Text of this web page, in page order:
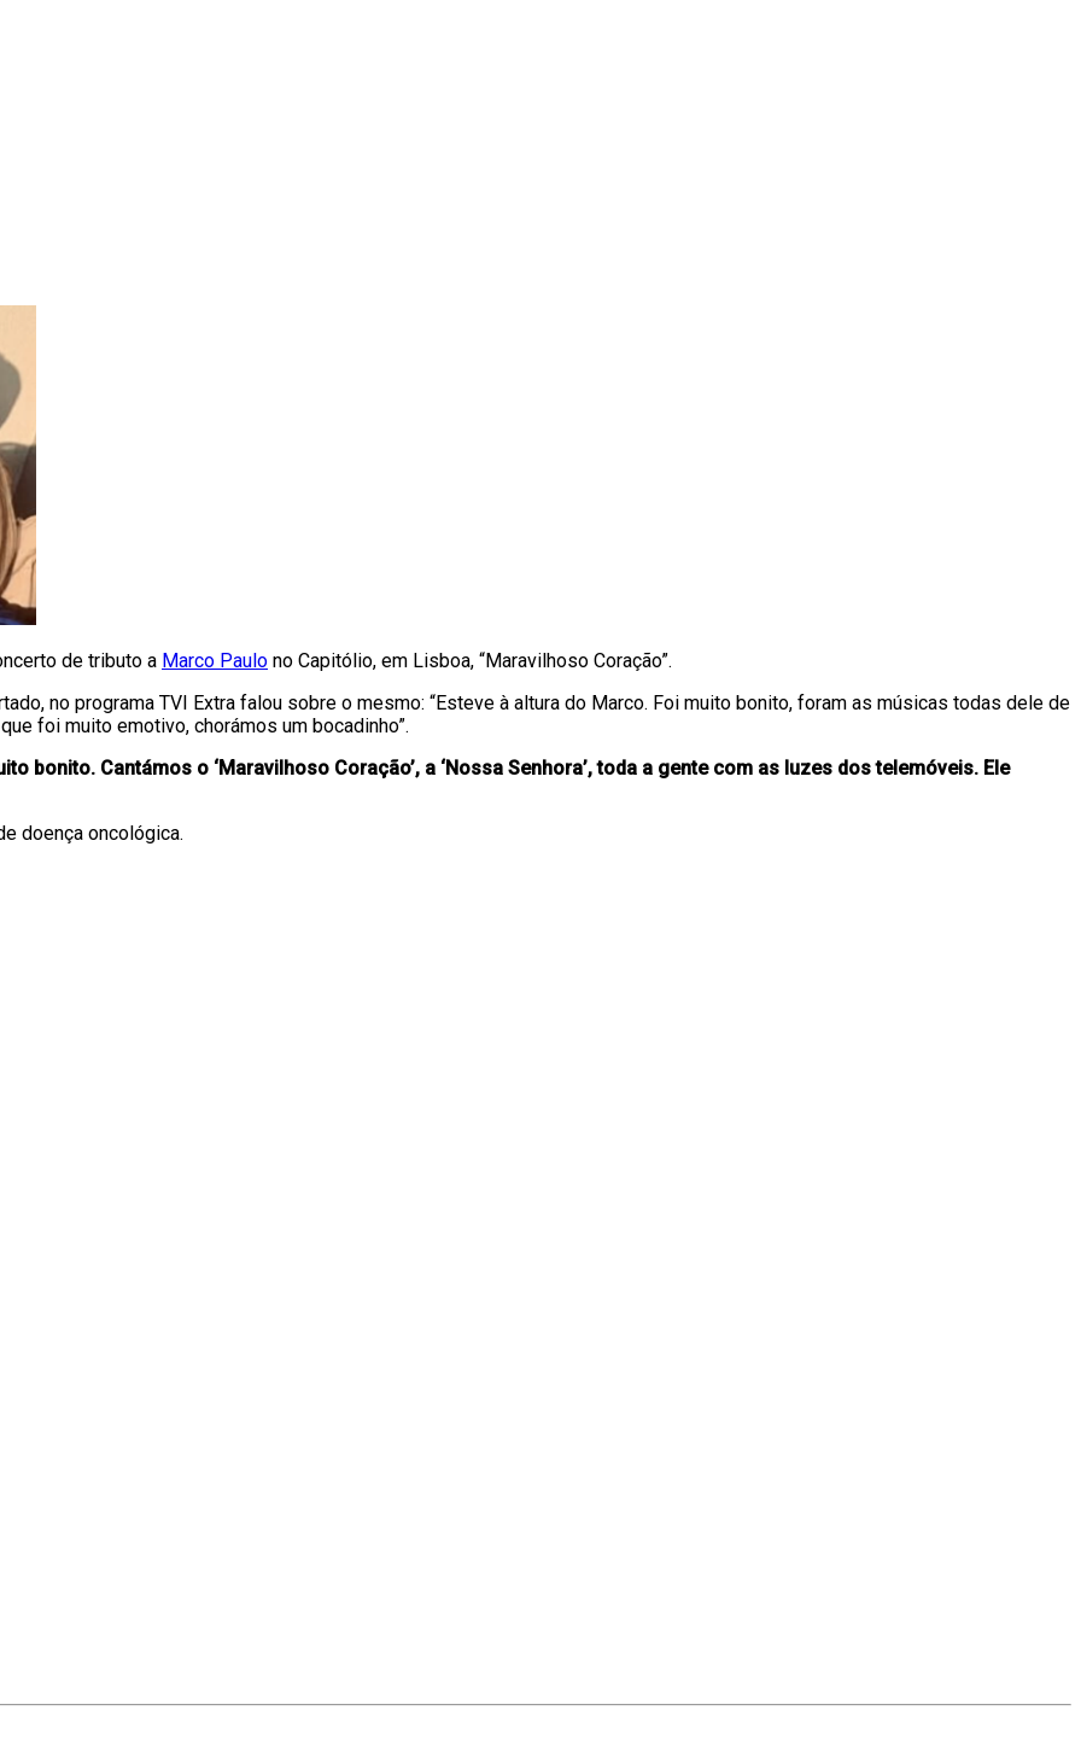
de tributo a Marco Paulo no Capitólio, em Lisboa, “Maravilhoso Coração”.
no programa TVI Extra falou sobre o mesmo: “Esteve à altura do Marco. Foi muito bonito, foram as músicas todas dele de
foi muito emotivo, chorámos um bocadinho”.
bonito. Cantámos o ‘Maravilhoso Coração’, a ‘Nossa Senhora’, toda a gente com as luzes dos telemóveis. Ele
doença oncológica.